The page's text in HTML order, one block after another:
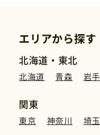
エリアから探す
北海道・東北
北海道 青森 岩手
関東
東京 神奈川 埼玉